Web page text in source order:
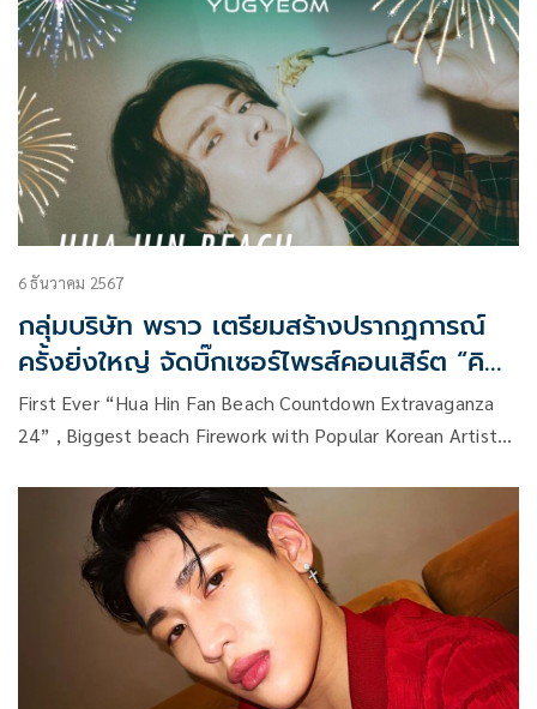
6 ธันวาคม 2567
กลุ่มบริษัท พราว เตรียมสร้างปรากฏการณ์
ครั้งยิ่งใหญ่ จัดบิ๊กเซอร์ไพรส์คอนเสิร์ต “คิม
ยูคยอม” เคาท์ดาวน์ริมทะเลเมืองหัวหิน
First Ever “Hua Hin Fan Beach Countdown Extravaganza
24” , Biggest beach Firework with Popular Korean Artist
Beachside InterContinental Hua Hin Beach Resort